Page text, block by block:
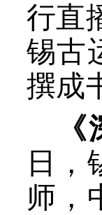
行直
锡古
撰成
日，
师，